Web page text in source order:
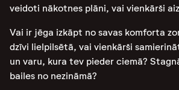
veidoti nākotnes plāni, vai vienkārši
Vai ir jēga izkāpt no savas komforta
dzīvi lielpilsētā, vai vienkārši
un varu, kura tev pieder ciemā?
bailes no nezināmā?